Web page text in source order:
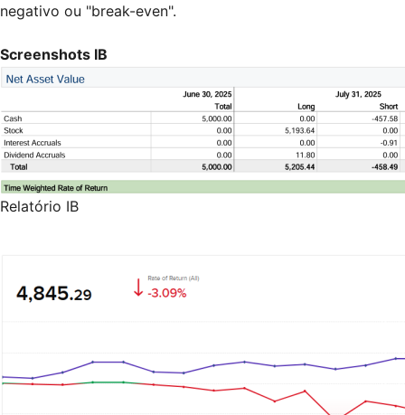
negativo ou "break-even".
Screenshots IB
Relatório IB